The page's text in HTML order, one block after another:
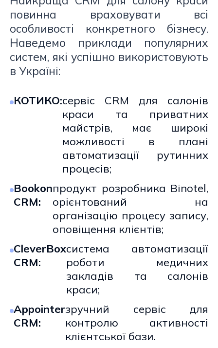
повинна враховувати всі
особливості конкретного бізнесу.
Наведемо приклади популярних
систем, які успішно використовують
в Україні:
КОТИКО:сервіс CRM для салонів
краси та приватних
майстрів, має широкі
можливості в плані
автоматизації рутинних
процесів;
Bookon
CRM:
продукт розробника Binotel,
орієнтований на
організацію процесу запису,
оповіщення клієнтів;
CleverBox
CRM:
система автоматизації
роботи медичних
закладів та салонів
краси;
Appointer
CRM:
зручний сервіс для
контролю активності
клієнтської бази.